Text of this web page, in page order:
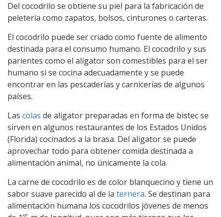
Del cocodrilo se obtiene su piel para la fabricación de
peletería como zapatos, bolsos, cinturones o carteras.
El cocodrilo puede ser criado como fuente de alimento
destinada para el consumo humano. El cocodrilo y sus
parientes como el aligator son comestibles para el ser
humano si se cocina adecuadamente y se puede
encontrar en las pescaderías y carnicerías de algunos
países.
Las colas de aligator preparadas en forma de bistec se
sirven en algunos restaurantes de los Estados Unidos
(Florida) cocinados a la brasa. Del aligator se puede
aprovechar todo para obtener comida destinada a
alimentación animal, no únicamente la cola.
La carne de cocodrilo es de color blanquecino y tiene un
sabor suave parecido al de la ternera. Se destinan para
alimentación humana los cocodrilos jóvenes de menos